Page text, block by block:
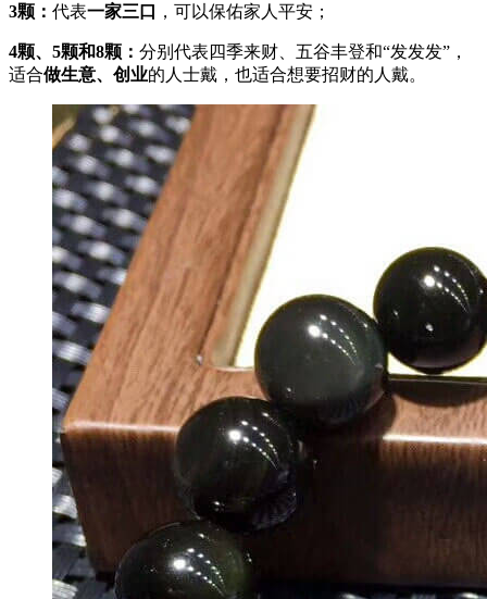
3颗： 代表一家三口 ，可以保佑家人平安；
4颗、5颗和8颗： 分别代表四季来财、五谷丰登和“发发发”，
适合做生意、创业的人士戴，也适合想要招财的人戴。